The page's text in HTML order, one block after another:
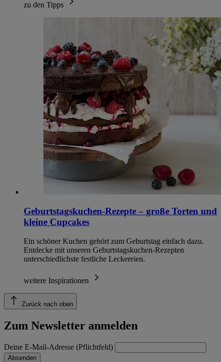
zu den Tipps
Geburtstagskuchen-Rezepte – große Torten und
kleine Cupcakes
Ein schöner Kuchen gehört zum Geburtstag einfach dazu.
Entdecke mit unseren Geburtstagskuchen-Rezepten
unterschiedlichste festliche Leckereien.
weitere Inspirationen
Zurück nach oben
Zum Newsletter anmelden
Deine E-Mail-Adresse (Pflichtfeld)
Absenden